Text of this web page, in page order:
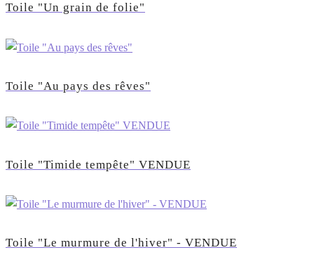
Toile "Un grain de folie"
Toile "Au pays des rêves"
Toile "Timide tempête" VENDUE
Toile "Le murmure de l'hiver" - VENDUE